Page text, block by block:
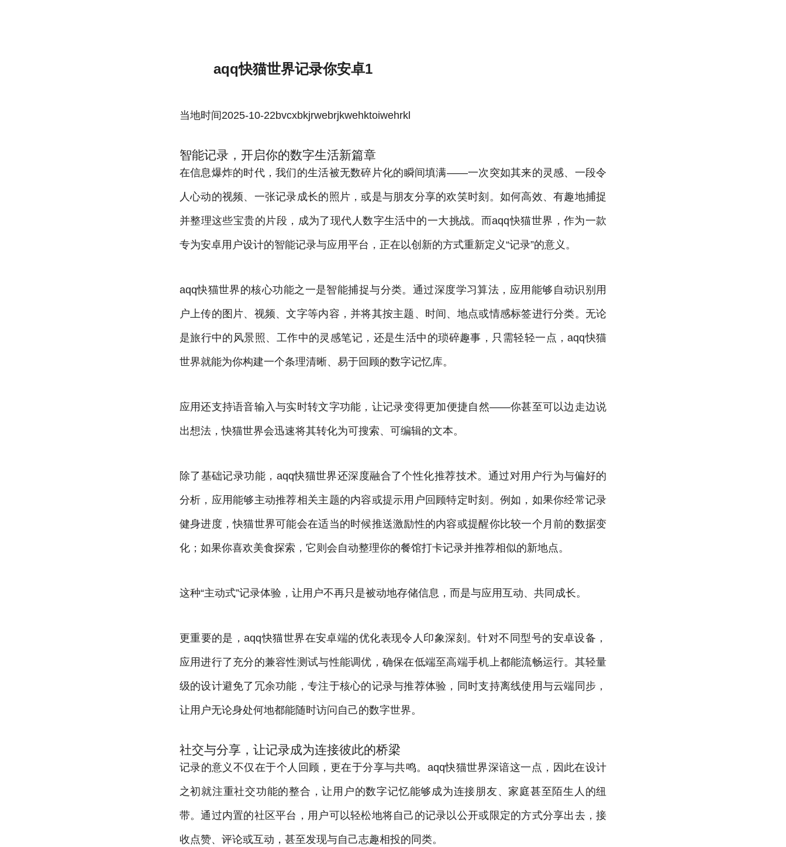
aqq快猫世界记录你安卓1
当地时间2025-10-22bvcxbkjrwebrjkwehktoiwehrkl
智能记录，开启你的数字生活新篇章
在信息爆炸的时代，我们的生活被无数碎片化的瞬间填满——一次突如其来的灵感、一段令
人心动的视频、一张记录成长的照片，或是与朋友分享的欢笑时刻。如何高效、有趣地捕捉
并整理这些宝贵的片段，成为了现代人数字生活中的一大挑战。而aqq快猫世界，作为一款
专为安卓用户设计的智能记录与应用平台，正在以创新的方式重新定义“记录”的意义。
aqq快猫世界的核心功能之一是智能捕捉与分类。通过深度学习算法，应用能够自动识别用
户上传的图片、视频、文字等内容，并将其按主题、时间、地点或情感标签进行分类。无论
是旅行中的风景照、工作中的灵感笔记，还是生活中的琐碎趣事，只需轻轻一点，aqq快猫
世界就能为你构建一个条理清晰、易于回顾的数字记忆库。
应用还支持语音输入与实时转文字功能，让记录变得更加便捷自然——你甚至可以边走边说
出想法，快猫世界会迅速将其转化为可搜索、可编辑的文本。
除了基础记录功能，aqq快猫世界还深度融合了个性化推荐技术。通过对用户行为与偏好的
分析，应用能够主动推荐相关主题的内容或提示用户回顾特定时刻。例如，如果你经常记录
健身进度，快猫世界可能会在适当的时候推送激励性的内容或提醒你比较一个月前的数据变
化；如果你喜欢美食探索，它则会自动整理你的餐馆打卡记录并推荐相似的新地点。
这种“主动式”记录体验，让用户不再只是被动地存储信息，而是与应用互动、共同成长。
更重要的是，aqq快猫世界在安卓端的优化表现令人印象深刻。针对不同型号的安卓设备，
应用进行了充分的兼容性测试与性能调优，确保在低端至高端手机上都能流畅运行。其轻量
级的设计避免了冗余功能，专注于核心的记录与推荐体验，同时支持离线使用与云端同步，
让用户无论身处何地都能随时访问自己的数字世界。
社交与分享，让记录成为连接彼此的桥梁
记录的意义不仅在于个人回顾，更在于分享与共鸣。aqq快猫世界深谙这一点，因此在设计
之初就注重社交功能的整合，让用户的数字记忆能够成为连接朋友、家庭甚至陌生人的纽
带。通过内置的社区平台，用户可以轻松地将自己的记录以公开或限定的方式分享出去，接
收点赞、评论或互动，甚至发现与自己志趣相投的同类。